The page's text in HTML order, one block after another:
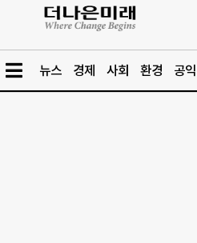
뉴스 경제 사회 환경 공익